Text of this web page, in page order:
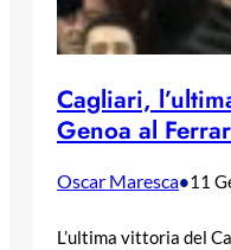
Cagliari,
Genoa al
Oscar Maresca•11
L’ultima vittoria del